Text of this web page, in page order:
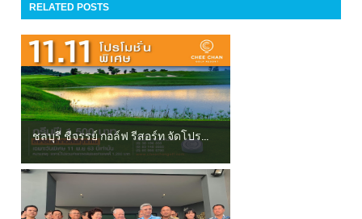
RELATED POSTS
ชลบุรี ชีจรรย์ กอล์ฟ รีสอร์ท จัดโปร...